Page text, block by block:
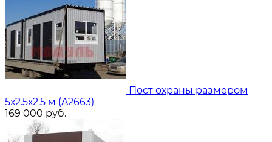
Пост охраны размером
5х2.5х2.5 м (A2663)
169 000 руб.